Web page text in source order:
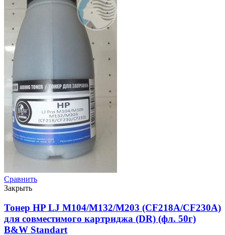
Сравнить
Закрыть
Тонер HP LJ M104/M132/M203 (CF218A/CF230A)
для совместимого картриджа (DR) (фл. 50г)
B&W Standart